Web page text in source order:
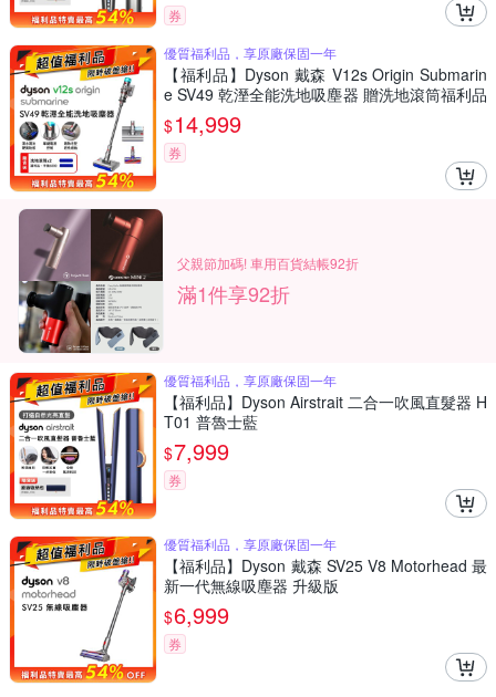
券
優質福利品，享原廠保固一年
【福利品】Dyson 戴森 V12s Origin Submarin
e SV49 乾溼全能洗地吸塵器 贈洗地滾筒福利品
*2
$14,999
券
父親節加碼! 車用百貨結帳92折
滿1件享92折
優質福利品，享原廠保固一年
【福利品】Dyson Airstrait 二合一吹風直髮器 H
T01 普魯士藍
$7,999
券
優質福利品，享原廠保固一年
【福利品】Dyson 戴森 SV25 V8 Motorhead 最
新一代無線吸塵器 升級版
$6,999
券